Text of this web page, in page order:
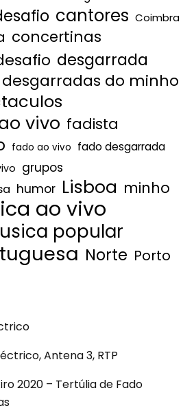
cantores Coimbra
concertinas
desgarrada
desgarradas do minho
vivo fadista
fado ao vivo fado desgarrada
grupos
humor Lisboa minho
ao vivo
popular
Norte Porto
Antena 3, RTP
2020 – Tertúlia de Fado